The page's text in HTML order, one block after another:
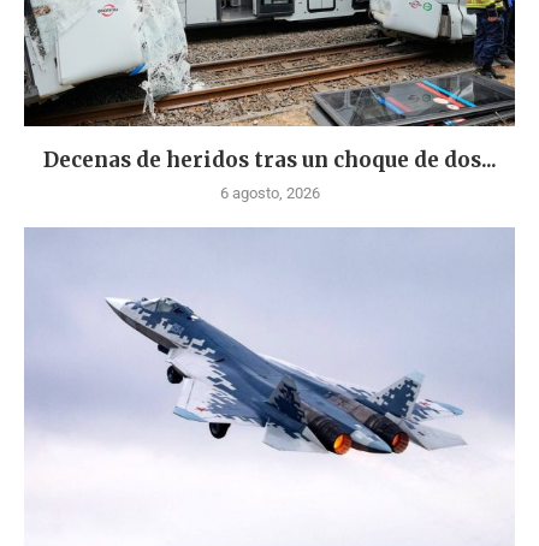
Decenas de heridos tras un choque de dos...
6 agosto, 2026